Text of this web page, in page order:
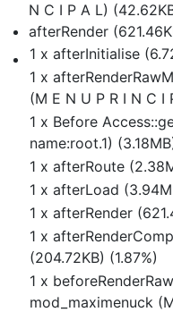
N C I P A L)
afterRender
1 x afterInitialise
1 x
(M E N U P R I N C I
1 x Before
name:root.1)
1 x afterRoute
1 x afterLoad
1 x afterRender
1 x
(204.72KB) (1.87%)
1 x
mod_maximenuck